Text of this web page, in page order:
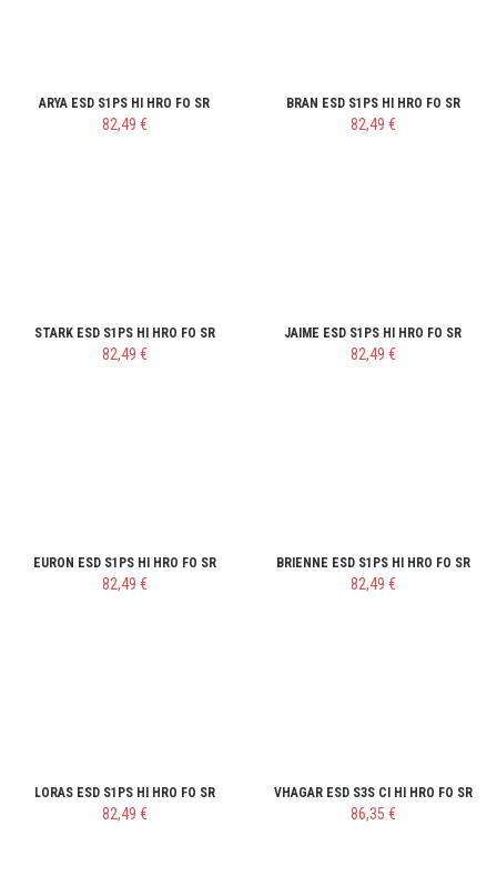
ARYA ESD S1PS HI HRO FO SR
82,49 €
BRAN ESD S1PS HI HRO FO SR
82,49 €
STARK ESD S1PS HI HRO FO SR
82,49 €
JAIME ESD S1PS HI HRO FO SR
82,49 €
EURON ESD S1PS HI HRO FO SR
82,49 €
BRIENNE ESD S1PS HI HRO FO SR
82,49 €
LORAS ESD S1PS HI HRO FO SR
82,49 €
VHAGAR ESD S3S CI HI HRO FO SR
86,35 €